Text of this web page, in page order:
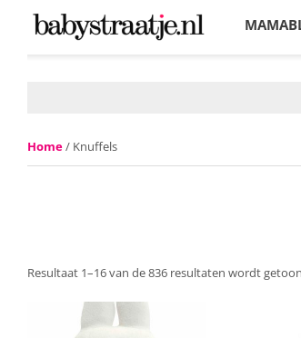
Home/ Knuffels
Resultaat 1–16 van de 836 resultaten wordt